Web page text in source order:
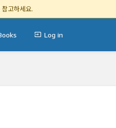
참고하세요.
Log in